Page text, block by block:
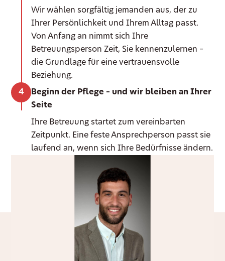
Wir wählen sorgfältig jemanden aus, der zu
Ihrer Persönlichkeit und Ihrem Alltag passt.
Von Anfang an nimmt sich Ihre
Betreuungsperson Zeit, Sie kennenzulernen –
die Grundlage für eine vertrauensvolle
Beziehung.
Beginn der Pflege – und wir bleiben an Ihrer
Seite
Ihre Betreuung startet zum vereinbarten
Zeitpunkt. Eine feste Ansprechperson passt sie
laufend an, wenn sich Ihre Bedürfnisse ändern.